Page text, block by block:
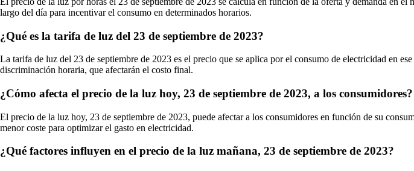
largo del día para incentivar el consumo en determinados horarios.
¿Qué es la tarifa de luz del 23 de septiembre de 2023?
La tarifa de luz del 23 de septiembre de 2023 es el precio que se aplica por el consumo de electricidad en
discriminación horaria, que afectarán el costo final.
¿Cómo afecta el precio de la luz hoy, 23 de septiembre de 2023, a los consumidores?
El precio de la luz hoy, 23 de septiembre de 2023, puede afectar a los consumidores en función de su
menor coste para optimizar el gasto en electricidad.
¿Qué factores influyen en el precio de la luz mañana, 23 de septiembre de 2023?